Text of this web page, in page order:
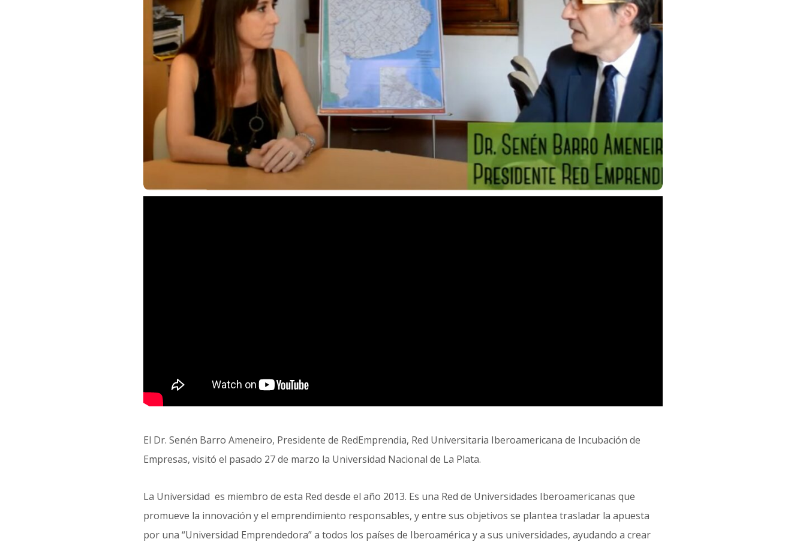
El Dr. Senén Barro Ameneiro, Presidente de RedEmprendia, Red Universitaria Iberoamericana de Incubación de
Empresas, visitó el pasado 27 de marzo la Universidad Nacional de La Plata.
La Universidad es miembro de esta Red desde el año 2013. Es una Red de Universidades Iberoamericanas que
promueve la innovación y el emprendimiento responsables, y entre sus objetivos se plantea trasladar la apuesta
por una “Universidad Emprendedora” a todos los países de Iberoamérica y a sus universidades, ayudando a crear